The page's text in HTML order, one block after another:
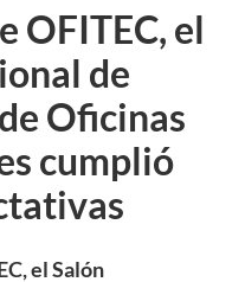
OFITEC, el
de
Oficinas
cumplió
el Salón